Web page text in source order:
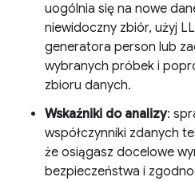
uogólnia się na nowe
niewidoczny zbiór, użyj
generatora person lub
wybranych próbek i
zbioru danych.
Wskaźniki do analizy:
współczynniki zdanych
że osiągasz docelowe
bezpieczeństwa i